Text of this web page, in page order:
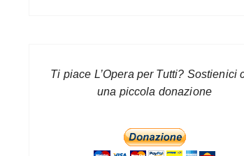
Ti piace L’Opera per Tutti? Sostienici
una piccola donazione